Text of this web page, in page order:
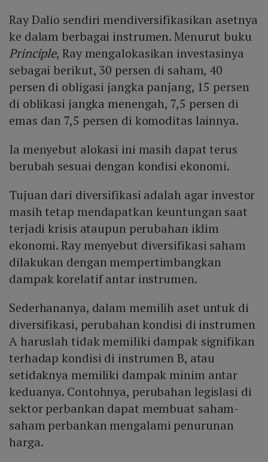
Ray Dalio sendiri mendiversifikasikan asetnya
ke dalam berbagai instrumen. Menurut buku
Principle, Ray mengalokasikan investasinya
sebagai berikut, 30 persen di saham, 40
persen di obligasi jangka panjang, 15 persen
di oblikasi jangka menengah, 7,5 persen di
emas dan 7,5 persen di komoditas lainnya.
Ia menyebut alokasi ini masih dapat terus
berubah sesuai dengan kondisi ekonomi.
Tujuan dari diversifikasi adalah agar investor
masih tetap mendapatkan keuntungan saat
terjadi krisis ataupun perubahan iklim
ekonomi. Ray menyebut diversifikasi saham
dilakukan dengan mempertimbangkan
dampak korelatif antar instrumen.
Sederhananya, dalam memilih aset untuk di
diversifikasi, perubahan kondisi di instrumen
A haruslah tidak memiliki dampak signifikan
terhadap kondisi di instrumen B, atau
setidaknya memiliki dampak minim antar
keduanya. Contohnya, perubahan legislasi di
sektor perbankan dapat membuat saham-
saham perbankan mengalami penurunan
harga.